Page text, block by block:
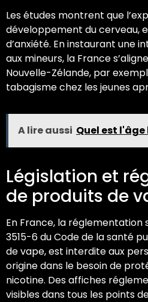
Les études montrent que
développement du cerveau,
d’anxiété. En instaurant une
aux mineurs, la France
Nouvelle-Zélande, par
tabagisme chez les jeunes
A lire aussi Quel est
Législation et
de produits de
En France, la réglementation
3515-6 du Code de la santé
de vape, est interdite aux
origine dans le besoin de
nicotine. Des affiches
visibles dans tous les points